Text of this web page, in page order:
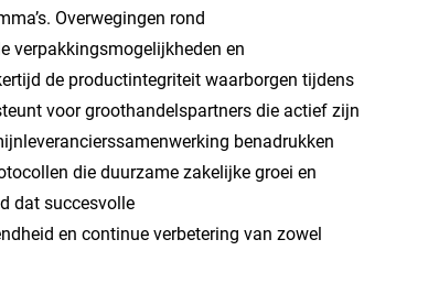
Overwegingen rond
verpakkingsmogelijkheden en
de productintegriteit waarborgen tijdens
voor groothandelspartners die actief zijn
benadrukken
die duurzame zakelijke groei en
dat succesvolle
en continue verbetering van zowel